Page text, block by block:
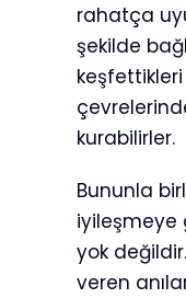
rahatça
şekilde
kurabilirler.
Bununla
iyileşmeye
yok
veren